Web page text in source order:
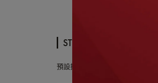
STAUB 烤盤
預設排序